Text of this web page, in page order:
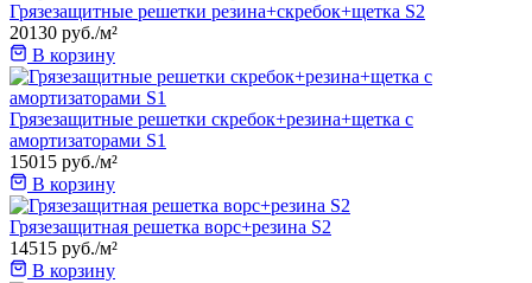
Грязезащитные решетки резина+скребок+щетка S2
20130 руб./м²
В корзину
Грязезащитные решетки скребок+резина+щетка с
амортизаторами S1
15015 руб./м²
В корзину
Грязезащитная решетка ворс+резина S2
14515 руб./м²
В корзину